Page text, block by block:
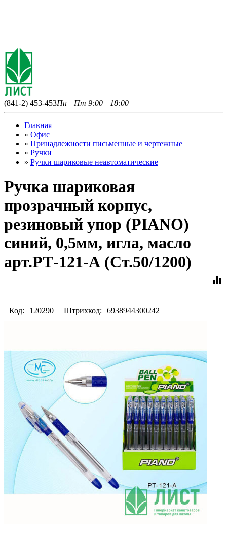
(841-2) 453-453Пн—Пт 9:00—18:00
Главная
» Офис
» Принадлежности письменные и чертежные
» Ручки
» Ручки шариковые неавтоматические
Ручка шариковая
прозрачный корпус,
резиновый упор (PIANO)
синий, 0,5мм, игла, масло
арт.РТ-121-А (Ст.50/1200)
equalizer
Код: 120290 Штрихкод: 6938944300242